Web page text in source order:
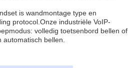
is wandmontage type en
protocol.Onze industriële VoIP-
volledig toetsenbord bellen of
bellen.